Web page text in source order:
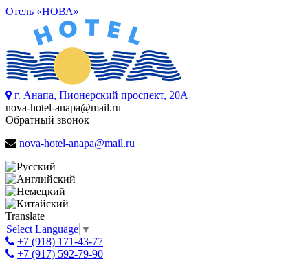
Отель «НОВА»
г. Анапа, Пионерский проспект, 20А
nova-hotel-anapa@mail.ru
Обратный звонок
nova-hotel-anapa@mail.ru
Translate
Select Language ▼
+7 (918) 171-43-77
+7 (917) 592-79-90